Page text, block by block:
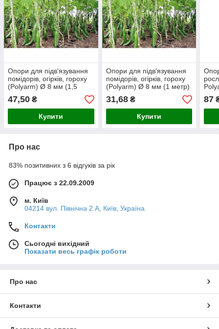
Опори для підв'язування
помідорів, огірків, гороху
(Polyarm) Ø 8 мм (1,5
метра)
47,50 ₴
Купити
Опори для підв'язування
помідорів, огірків, гороху
(Polyarm) Ø 8 мм (1 метр)
31,68₴
Купити
87
Про нас
83% позитивних з 6 відгуків за рік
Працює з 22.09.2009
м. Київ
04214 вул. Північна 2 А, Київ, Україна
Контакти
Сьогодні вихідний
Показати весь графік роботи
Про нас
Контакти